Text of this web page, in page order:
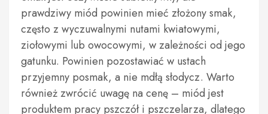
prawdziwy miód powinien mieć złożony smak,
często z wyczuwalnymi nutami kwiatowymi,
ziołowymi lub owocowymi, w zależności od jego
gatunku. Powinien pozostawiać w ustach
przyjemny posmak, a nie mdłą słodycz. Warto
również zwrócić uwagę na cenę – miód jest
produktem pracy pszczół i pszczelarza, dlatego